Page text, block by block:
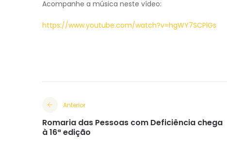
Acompanhe a música neste vídeo:
https://www.youtube.com/watch?v=hgWY7SCPlGs
Anterior
Romaria das Pessoas com Deficiência chega
à 16ª edição